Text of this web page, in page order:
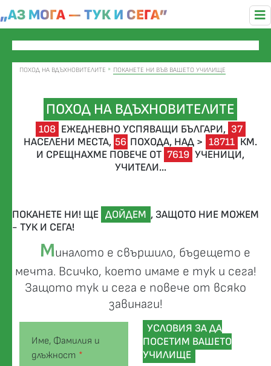
„АЗ МОГА — ТУК И СЕГА”
ПОХОД НА ВДЪХНОВИТЕЛИТЕ ПОКАНЕТЕ НИ ВЪВ ВАШЕТО УЧИЛИЩЕ
ПОХОД НА ВДЪХНОВИТЕЛИТЕ
108 ЕЖЕДНЕВНО УСПЯВАЩИ БЪЛГАРИ, 37
НАСЕЛЕНИ МЕСТА, 56 ПОХОДА, НАД > 18711 КМ.
И СРЕЩНАХМЕ ПОВЕЧЕ ОТ 7619 УЧЕНИЦИ,
УЧИТЕЛИ...
ПОКАНЕТЕ НИ! ЩЕ ДОЙДЕМ , ЗАЩОТО НИЕ МОЖЕМ
- ТУК И СЕГА!
Миналото е свършило, бъдещето е
мечта. Всичко, което имаме е тук и сега!
Защото тук и сега е повече от всяко
завинаги!
Име, Фамилия и
длъжност *
УСЛОВИЯ ЗА ДА
ПОСЕТИМ ВАШЕТО
УЧИЛИЩЕ